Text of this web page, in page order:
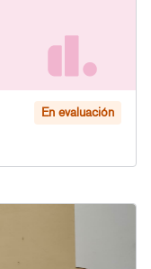
En evaluación